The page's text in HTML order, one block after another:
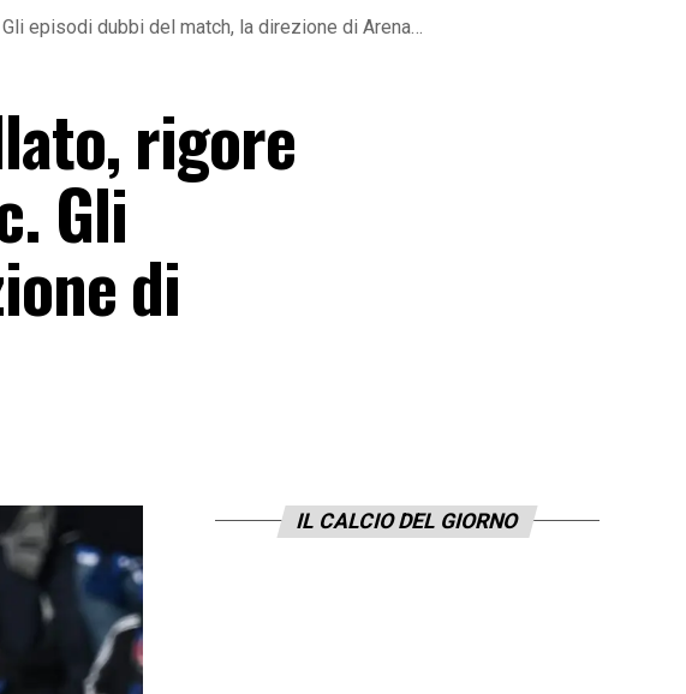
episodi dubbi del match, la direzione di Arena…
rigore
Gli
di
IL CALCIO DEL GIORNO